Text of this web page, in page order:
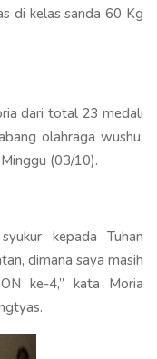
di kelas sanda 60 Kg
dari total 23 medali
olahraga wushu,
(03/10).
kepada Tuhan
dimana saya masih
ke-4,’’ kata Moria